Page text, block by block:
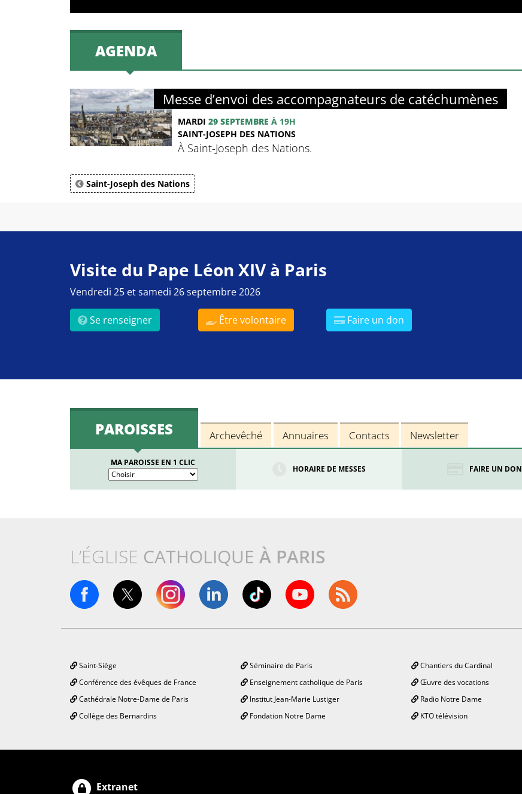
AGENDA
Messe d’envoi des accompagnateurs de catéchumènes
MARDI 29 SEPTEMBRE À 19H
SAINT-JOSEPH DES NATIONS
À Saint-Joseph des Nations.
Saint-Joseph des Nations
Visite du Pape Léon XIV à Paris
Vendredi 25 et samedi 26 septembre 2026
Se renseigner Être volontaire Faire un don
PAROISSES Archevêché Annuaires Contacts Newsletter
MA PAROISSE EN 1 CLIC
HORAIRE DE MESSES FAIRE UN DON
L’ÉGLISE CATHOLIQUE À PARIS
Saint-Siège
Conférence des évêques de France
Cathédrale Notre-Dame de Paris
Collège des Bernardins
Séminaire de Paris
Enseignement catholique de Paris
Institut Jean-Marie Lustiger
Fondation Notre Dame
Chantiers du Cardinal
Œuvre des vocations
Radio Notre Dame
KTO télévision
Extranet